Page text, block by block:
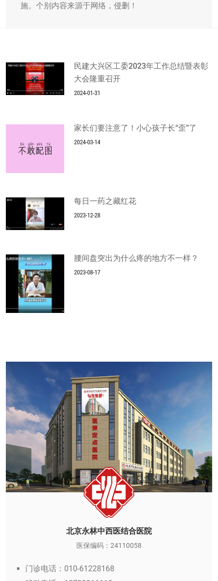
施。个别内容来源于网络，侵删！
民建大兴区工委2023年工作总结暨表彰
大会隆重召开
2024-01-31
家长们要注意了！小心孩子长“歪”了
2024-03-14
每日一药之藏红花
2023-12-28
腰间盘突出为什么疼的地方不一样？
2023-08-17
北京永林中西医结合医院
医保编码：24110058
门诊电话：010-61228168